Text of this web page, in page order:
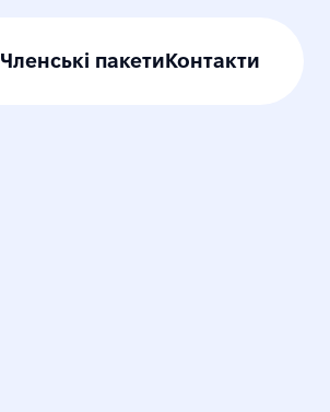
Членські пакетиКонтакти